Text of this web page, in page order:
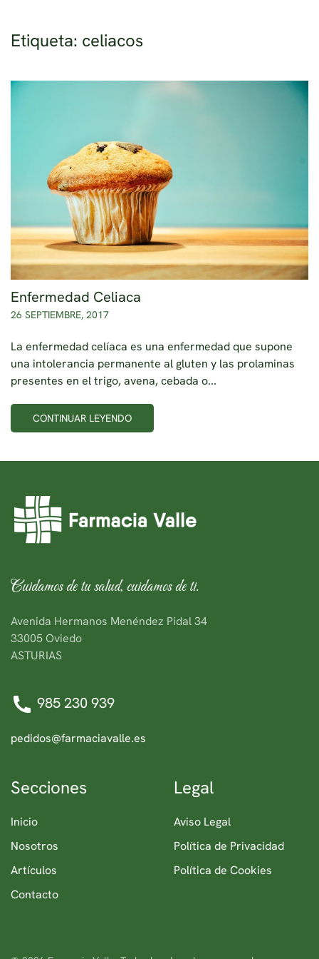
Ir al contenido principal
Etiqueta: celiacos
Enfermedad Celiaca
26 SEPTIEMBRE, 2017
La enfermedad celíaca es una enfermedad que supone
una intolerancia permanente al gluten y las prolaminas
presentes en el trigo, avena, cebada o...
CONTINUAR LEYENDO
Cuidamos de tu salud, cuidamos de ti.
Avenida Hermanos Menéndez Pidal 34
33005 Oviedo
ASTURIAS
985 230 939
pedidos@farmaciavalle.es
Secciones
Inicio
Nosotros
Artículos
Contacto
Legal
Aviso Legal
Política de Privacidad
Política de Cookies